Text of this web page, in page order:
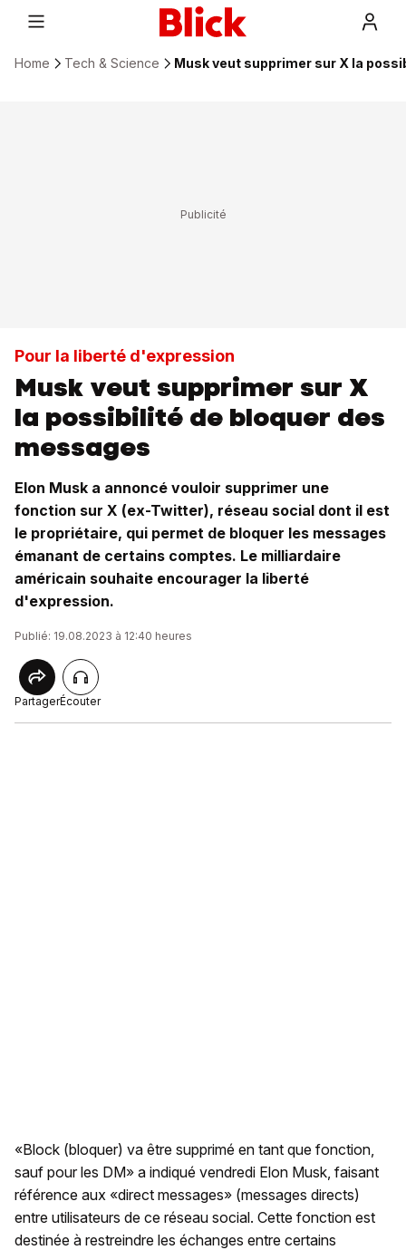
Home Tech & Science Musk veut supprimer sur X la
Pour la liberté d'expression
Musk veut supprimer sur X
la possibilité de bloquer des
messages
Elon Musk a annoncé vouloir supprimer une
fonction sur X (ex-Twitter), réseau social dont il est
le propriétaire, qui permet de bloquer les messages
émanant de certains comptes. Le milliardaire
américain souhaite encourager la liberté
d'expression.
Publié: 19.08.2023 à 12:40 heures
PartagerÉcouter
«Block (bloquer) va être supprimé en tant que fonction,
sauf pour les DM» a indiqué vendredi Elon Musk, faisant
référence aux «direct messages» (messages directs)
entre utilisateurs de ce réseau social. Cette fonction est
destinée à restreindre les échanges entre certains